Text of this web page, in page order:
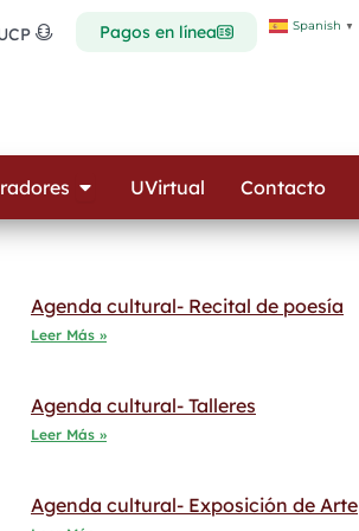
Pagos en línea Spanish ▼
Open Colaboradores
UVirtual Contacto
Agenda cultural- Recital de poesía
Leer Más »
Agenda cultural- Talleres
Leer Más »
Agenda cultural- Exposición de Arte